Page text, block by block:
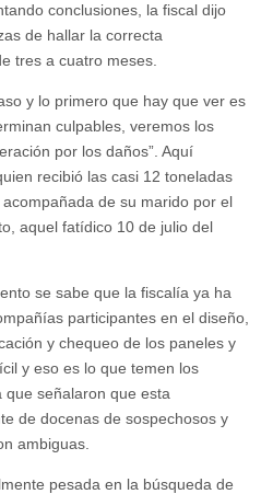
conclusiones, la fiscal dijo
de hallar la correcta
tres a cuatro meses.
y lo primero que hay que ver es
culpables, veremos los
por los daños”. Aquí
recibió las casi 12 toneladas
de su marido por el
aquel fatídico 10 de julio del
se sabe que la fiscalía ya ha
participantes en el diseño,
y chequeo de los paneles y
y eso es lo que temen los
que señalaron que esta
de docenas de sospechosos y
ambiguas.
pesada en la búsqueda de